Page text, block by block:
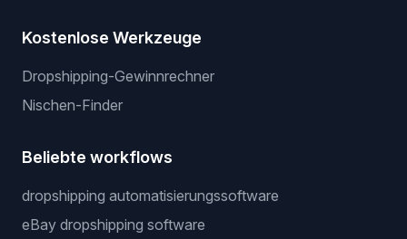
Kostenlose Werkzeuge
Dropshipping-Gewinnrechner
Nischen-Finder
Beliebte workflows
dropshipping automatisierungssoftware
eBay dropshipping software